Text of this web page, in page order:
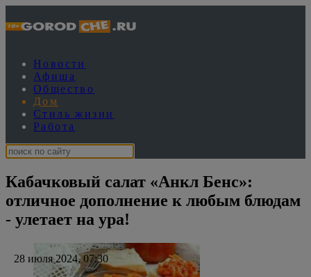
Новости
Афиша
Общество
Дом
Стиль жизни
Работа
Кабачковый салат «Анкл Бенс»:
отличное дополнение к любым блюдам
- улетает на ура!
28 июля 2024, 07:30